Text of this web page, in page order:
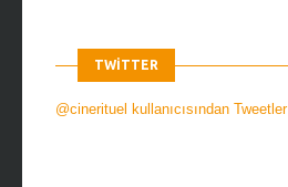
TWITTER
@cinerituel kullanıcısından Tweetler